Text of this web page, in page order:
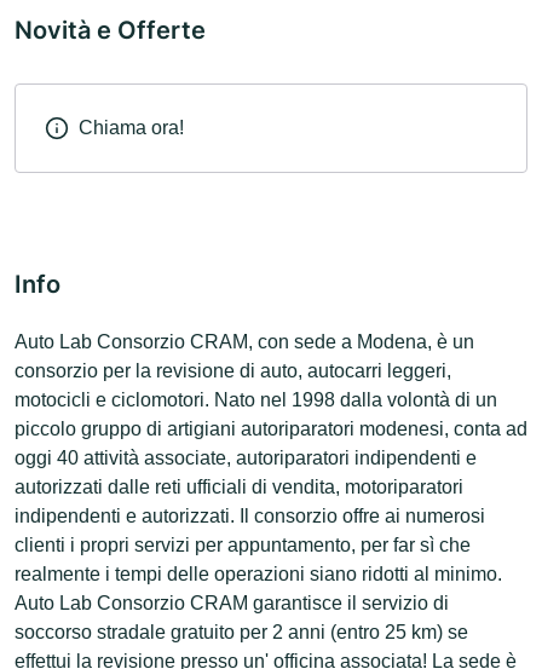
Novità e Offerte
Chiama ora!
Info
Auto Lab Consorzio CRAM, con sede a Modena, è un
consorzio per la revisione di auto, autocarri leggeri,
motocicli e ciclomotori. Nato nel 1998 dalla volontà di un
piccolo gruppo di artigiani autoriparatori modenesi, conta ad
oggi 40 attività associate, autoriparatori indipendenti e
autorizzati dalle reti ufficiali di vendita, motoriparatori
indipendenti e autorizzati. Il consorzio offre ai numerosi
clienti i propri servizi per appuntamento, per far sì che
realmente i tempi delle operazioni siano ridotti al minimo.
Auto Lab Consorzio CRAM garantisce il servizio di
soccorso stradale gratuito per 2 anni (entro 25 km) se
effettui la revisione presso un' officina associata! La sede è